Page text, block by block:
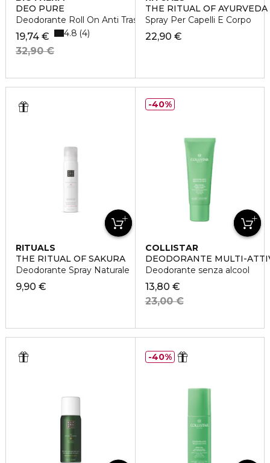
DEO PURE
Deodorante Roll On Anti Traspirante
19,74 €
32,90 €
4.8 4
THE RITUAL OF AYURVEDA
Spray Per Capelli E Corpo
22,90 €
RITUALS
THE RITUAL OF SAKURA
Deodorante Spray Naturale
9,90 €
COLLISTAR
DEODORANTE MULTI-
Deodorante senza alcool
13,80 €
23,00 €
40%
40%